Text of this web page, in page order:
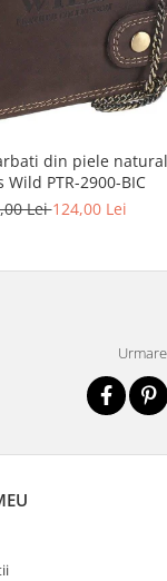
din piele
Wild PTR-2900-BIC
Lei124,00 Lei